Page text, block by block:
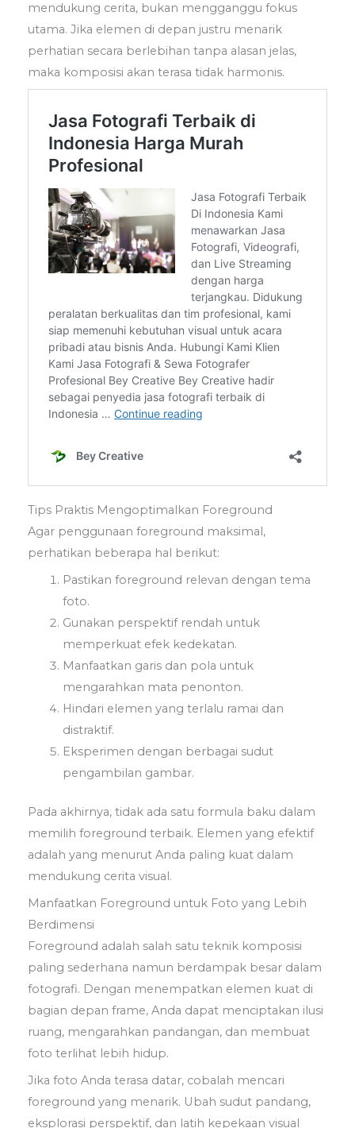
mendukung cerita, bukan mengganggu fokus
utama. Jika elemen di depan justru menarik
perhatian secara berlebihan tanpa alasan jelas,
maka komposisi akan terasa tidak harmonis.
Tips Praktis Mengoptimalkan Foreground
Agar penggunaan foreground maksimal,
perhatikan beberapa hal berikut:
Pastikan foreground relevan dengan tema
foto.
Gunakan perspektif rendah untuk
memperkuat efek kedekatan.
Manfaatkan garis dan pola untuk
mengarahkan mata penonton.
Hindari elemen yang terlalu ramai dan
distraktif.
Eksperimen dengan berbagai sudut
pengambilan gambar.
Pada akhirnya, tidak ada satu formula baku dalam
memilih foreground terbaik. Elemen yang efektif
adalah yang menurut Anda paling kuat dalam
mendukung cerita visual.
Manfaatkan Foreground untuk Foto yang Lebih
Berdimensi
Foreground adalah salah satu teknik komposisi
paling sederhana namun berdampak besar dalam
fotografi. Dengan menempatkan elemen kuat di
bagian depan frame, Anda dapat menciptakan ilusi
ruang, mengarahkan pandangan, dan membuat
foto terlihat lebih hidup.
Jika foto Anda terasa datar, cobalah mencari
foreground yang menarik. Ubah sudut pandang,
eksplorasi perspektif, dan latih kepekaan visual